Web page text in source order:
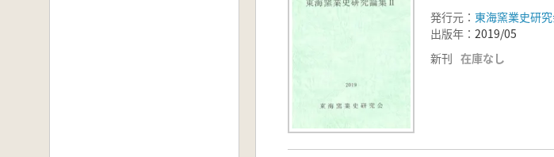
発行元： 東海窯業史研
出版年： 2019/05
新刊 在庫なし